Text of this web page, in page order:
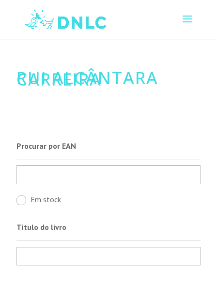
RUI ALCÂNTARA
CARREIRA
Procurar por EAN
Em stock
Título do livro